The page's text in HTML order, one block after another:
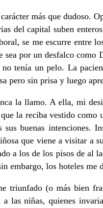
más que dudoso.
del capital suben
se me escurre entre
por un desfalco
tenía un pelo. La
pero sin prisa y luego
la llamo. A ella, mi
la reciba vestido
buenas
que viene a visitar
a los de los pisos de al
embargo, los hoteles
triunfado (o más bien
las niñas, quienes